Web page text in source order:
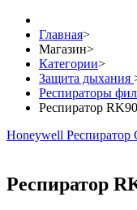
Главная>
Магазин>
Категории>
Защита дыхания
Респираторы
Респиратор
Honeywell
Респиратор